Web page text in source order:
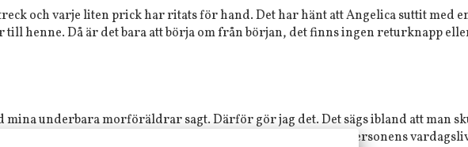
och varje liten prick har ritats för hand. Det har hänt att Angelica suttit med
till henne. Då är det bara att börja om från början, det finns ingen returknapp
underbara morföräldrar sagt. Därför gör jag det. Det sägs ibland att man
lite så, som att en liten del av mig bjuds in att följa med i den personens